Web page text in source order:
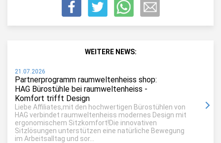
WEITERE NEWS:
21.07.2026
Partnerprogramm raumweltenheiss shop:
HAG Bürostühle bei raumweltenheiss -
Komfort trifft Design
Liebe Affiliates,mit den hochwertigen Bürostühlen von
HAG verbindet raumweltenheiss modernes Design mit
ergonomischem Sitzkomfort!Die innovativen
Sitzlösungen unterstützen eine natürliche Bewegung
im Arbeitsalltag und sor...